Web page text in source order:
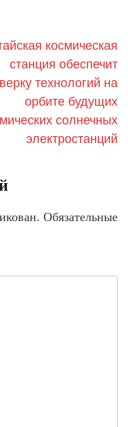
космическая
станция обеспечит
технологий на
орбите будущих
солнечных
электростанций
Обязательные